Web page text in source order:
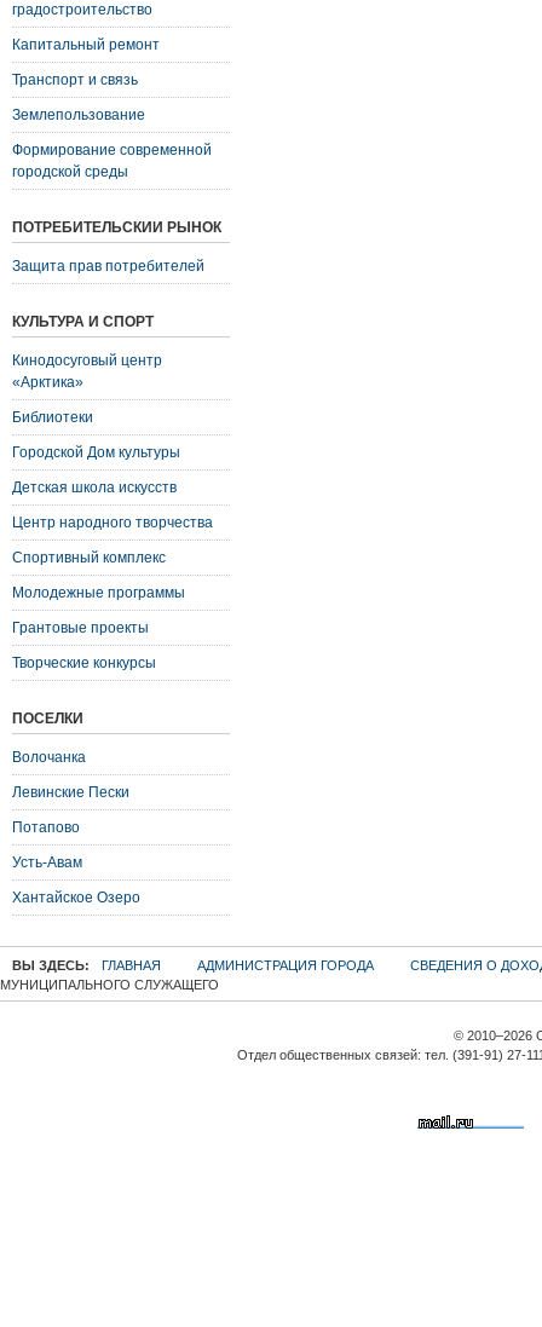
градостроительство
Капитальный ремонт
Транспорт и связь
Землепользование
Формирование современной
городской среды
ПОТРЕБИТЕЛЬСКИЙ РЫНОК
Защита прав потребителей
КУЛЬТУРА И СПОРТ
Кинодосуговый центр
«Арктика»
Библиотеки
Городской Дом культуры
Детская школа искусств
Центр народного творчества
Спортивный комплекс
Молодежные программы
Грантовые проекты
Творческие конкурсы
ПОСЕЛКИ
Волочанка
Левинские Пески
Потапово
Усть-Авам
Хантайское Озеро
ВЫ ЗДЕСЬ: ГЛАВНАЯ АДМИНИСТРАЦИЯ ГОРОДА
СВЕДЕНИЯ О
МУНИЦИПАЛЬНОГО СЛУЖАЩЕГО
© 2010–2026
Отдел общественных связей: тел. (391-91) 27-